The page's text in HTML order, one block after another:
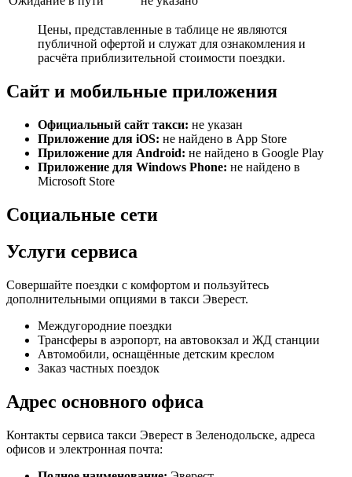
Цены, представленные в таблице не являются
публичной офертой и служат для ознакомления и
расчёта приблизительной стоимости поездки.
Сайт и мобильные приложения
Официальный сайт такси: не указан
Приложение для iOS: не найдено в App Store
Приложение для Android: не найдено в Google Play
Приложение для Windows Phone: не найдено в
Microsoft Store
Социальные сети
Услуги сервиса
Совершайте поездки с комфортом и пользуйтесь
дополнительными опциями в такси Эверест.
Междугородние поездки
Трансферы в аэропорт, на автовокзал и ЖД станции
Автомобили, оснащённые детским креслом
Заказ частных поездок
Адрес основного офиса
Контакты сервиса такси Эверест в Зеленодольске, адреса
офисов и электронная почта: